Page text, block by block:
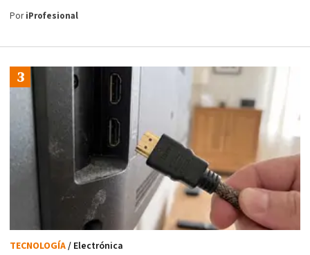
PoriProfesional
TECNOLOGÍA/ Electrónica